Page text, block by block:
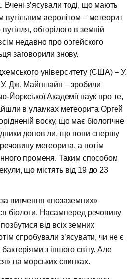
Вчені з’ясували тоді, що мають
вугільним аеролітом – метеорит
обгорілого в земній
недавно про оргейского
заговорили знову.
університету (США) – У.
У. Дж. Майншайн – зробили
Йоркської Академії наук про те,
в уламках метеорита Оргей
воску, що має біологічне
доповіли, що вони спершу
метеорита, а потім
променя. Таким способом
що містять від 19 до 23
за вивчення «позаземних»
біологи. Насамперед речовину
від всіх земних
спробували з’ясувати, чи не є
з іншого світу. Але
на морських свинках.